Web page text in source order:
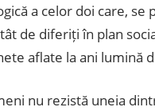
a celor doi care, se
de diferiți în plan
aflate la ani lumină
nu rezistă uneia